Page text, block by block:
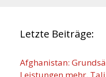
Letzte Beiträge:
Afghanistan:
Leistungen mehr.